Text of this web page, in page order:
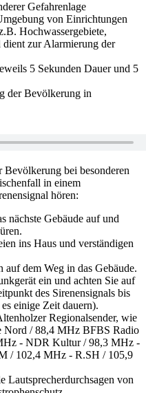
Gefahrenlage
von Einrichtungen
Hochwassergebiete,
zur Alarmierung der
5 Sekunden Dauer und 5
der Bevölkerung in
Bevölkerung bei besonderen
in einem
hören:
nächste Gebäude auf und
ins Haus und verständigen
dem Weg in das Gebäude.
ein und achten Sie auf
des Sirenensignals bis
einige Zeit dauern).
Regionalsender, wie
/ 88,4 MHz BFBS Radio
- NDR Kultur / 98,3 MHz -
/ 102,4 MHz - R.SH / 105,9
Lautsprecherdurchsagen von